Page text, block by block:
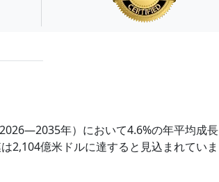
年）において4.6%の年平均成長
2,104億米ドルに達すると見込まれていま